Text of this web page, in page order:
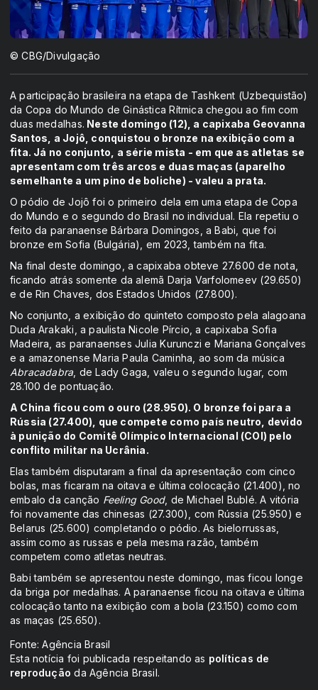
© CBG/Divulgação
A participação brasileira na etapa de Tashkent (Uzbequistão)
da Copa do Mundo de Ginástica Rítmica chegou ao fim com
duas medalhas. Neste domingo (12), a capixaba Geovanna
Santos, a Jojô, conquistou o bronze na exibição com a
fita. Já no conjunto, a série mista - em que as atletas se
apresentam com três arcos e duas maças (aparelho
semelhante a um pino de boliche) - valeu a prata.
O pódio de Jojô foi o primeiro dela em uma etapa de Copa
do Mundo e o segundo do Brasil no individual. Ela repetiu o
feito da paranaense Bárbara Domingos, a Babi, que foi
bronze em Sofia (Bulgária), em 2023, também na fita.
Na final deste domingo, a capixaba obteve 27.600 de nota,
ficando atrás somente da alemã Darja Varfolomeev (29.650)
e de Rin Chaves, dos Estados Unidos (27.800).
No conjunto, a exibição do quinteto composto pela alagoana
Duda Arakaki, a paulista Nicole Pírcio, a capixaba Sofia
Madeira, as paranaenses Julia Kurunczi e Mariana Gonçalves
e a amazonense Maria Paula Caminha, ao som da música
Abracadabra, de Lady Gaga, valeu o segundo lugar, com
28.100 de pontuação.
A China ficou com o ouro (28.950). O bronze foi para a
Rússia (27.400), que compete como país neutro, devido
à punição do Comitê Olímpico Internacional (COI) pelo
conflito militar na Ucrânia.
Elas também disputaram a final da apresentação com cinco
bolas, mas ficaram na oitava e última colocação (21.400), no
embalo da canção Feeling Good, de Michael Bublé. A vitória
foi novamente das chinesas (27.300), com Rússia (25.950) e
Belarus (25.600) completando o pódio. As bielorrussas,
assim como as russas e pela mesma razão, também
competem como atletas neutras.
Babi também se apresentou neste domingo, mas ficou longe
da briga por medalhas. A paranaense ficou na oitava e última
colocação tanto na exibição com a bola (23.150) como com
as maças (25.650).
Fonte: Agência Brasil
Esta notícia foi publicada respeitando as políticas de
reprodução da Agência Brasil.